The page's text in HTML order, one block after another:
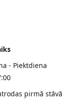
- Piektdiena
pirmā stāvā